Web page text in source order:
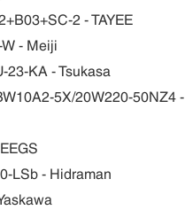
2 - TAYEE
- Meiji
KA - Tsukasa
5X/20W220-50NZ4 -
LSb - Hidraman